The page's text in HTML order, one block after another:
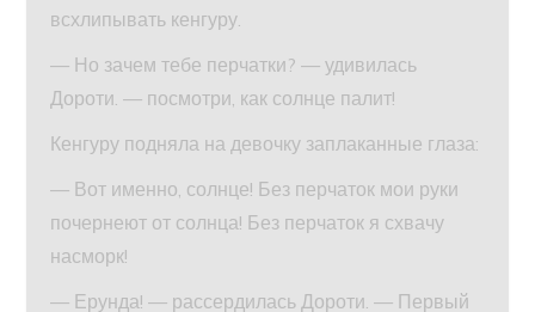
всхлипывать кенгуру.
— Но зачем тебе перчатки? — удивилась
Дороти. — посмотри, как солнце палит!
Кенгуру подняла на девочку заплаканные глаза:
— Вот именно, солнце! Без перчаток мои руки
почернеют от солнца! Без перчаток я схвачу
насморк!
— Ерунда! — рассердилась Дороти. — Первый